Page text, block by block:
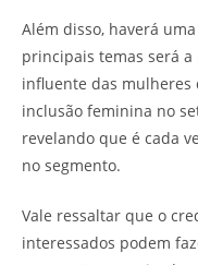
Além disso, haverá
principais temas será
influente das mulheres
inclusão feminina no
revelando que é cada
no segmento.
Vale ressaltar que o
interessados podem